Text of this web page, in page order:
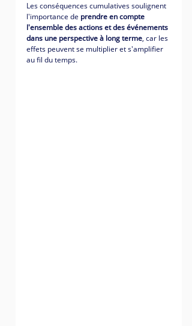
Les conséquences cumulatives soulignent
l'importance de prendre en compte
l'ensemble des actions et des événements
dans une perspective à long terme, car les
effets peuvent se multiplier et s'amplifier
au fil du temps.